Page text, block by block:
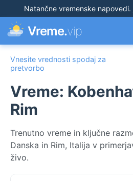
Natančne vremenske napovedi.
Vreme.vip
Vnesite vrednosti spodaj za
pretvorbo
Vreme:
Rim
Trenutno vreme in ključne
Danska in Rim, Italija v
živo.